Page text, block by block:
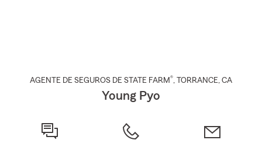
AGENTE DE SEGUROS DE STATE FARM®, TORRANCE, CA
Young Pyo